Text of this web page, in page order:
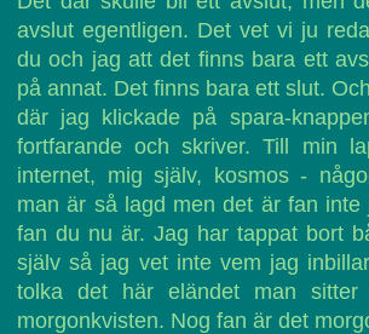
avslut egentligen. Det vet vi ju
du och jag att det finns bara ett
på annat. Det finns bara ett slut.
där jag klickade på spara-
fortfarande och skriver. Till min
internet, mig själv, kosmos -
man är så lagd men det är fan inte
fan du nu är. Jag har tappat bort
själv så jag vet inte vem jag
tolka det här eländet man
morgonkvisten. Nog fan är det